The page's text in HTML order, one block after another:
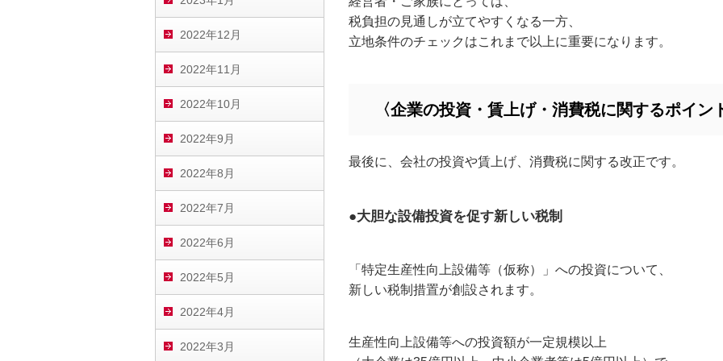
2022年12月
2022年11月
2022年10月
2022年9月
2022年8月
2022年7月
2022年6月
2022年5月
2022年4月
2022年3月
税負担の見通しが立てやすくなる一方、
立地条件のチェックはこれまで以上に重要になります。
〈企業の投資・賃上げ・消費税に関するポイン
最後に、会社の投資や賃上げ、消費税に関する改正です。
●大胆な設備投資を促す新しい税制
「特定生産性向上設備等（仮称）」への投資について、
新しい税制措置が創設されます。
生産性向上設備等への投資額が一定規模以上